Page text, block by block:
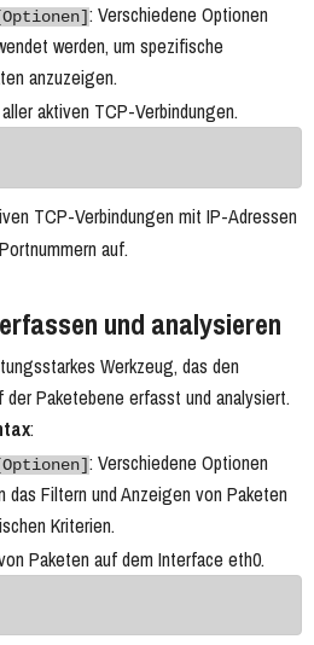
: Verschiedene Optionen
werden, um spezifische
anzuzeigen.
aktiven TCP-Verbindungen.
TCP-Verbindungen mit IP-Adressen
auf.
und analysieren
Werkzeug, das den
der Paketebene erfasst und analysiert.
:
: Verschiedene Optionen
das Filtern und Anzeigen von Paketen
Kriterien.
Paketen auf dem Interface eth0.